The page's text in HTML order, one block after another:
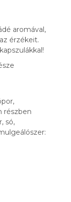
aromával,
érzékeit.
részben
só,